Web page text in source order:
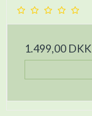
1.499,00 DKK